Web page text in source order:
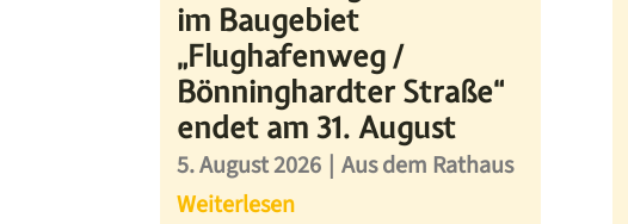
im Baugebiet
„Flughafenweg /
Bönninghardter Straße“
endet am 31. August
5. August 2026 | Aus dem Rathaus
Weiterlesen